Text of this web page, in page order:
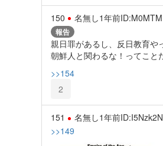
150 名無し1年前
報告
親日罪があるし、反日教育や
朝鮮人と関わるな！ってこと
>>154
2
151 名無し1年前
>>149